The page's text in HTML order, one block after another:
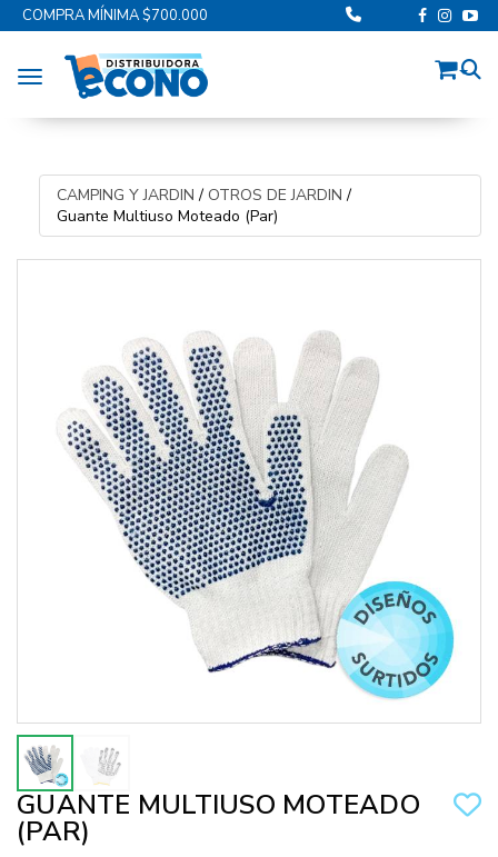
COMPRA MÍNIMA $700.000
Toggle navigation
CAMPING Y JARDIN / OTROS DE JARDIN /
Guante Multiuso Moteado (Par)
GUANTE MULTIUSO MOTEADO
(PAR)